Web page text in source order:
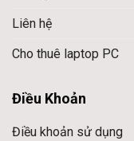
Liên hệ
Cho thuê laptop PC
Điều Khoản
Điều khoản sử dụng